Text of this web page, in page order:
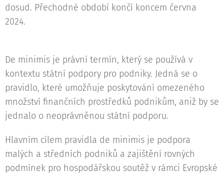
dosud. Přechodné období končí koncem června
2024.
De minimis je právní termín, který se používá v
kontextu státní podpory pro podniky. Jedná se o
pravidlo, které umožňuje poskytování omezeného
množství finančních prostředků podnikům, aniž by se
jednalo o neoprávněnou státní podporu.
Hlavním cílem pravidla de minimis je podpora
malých a středních podniků a zajištění rovných
podmínek pro hospodářskou soutěž v rámci Evropské